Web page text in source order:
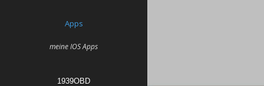
Apps
meine IOS Apps
1939OBD